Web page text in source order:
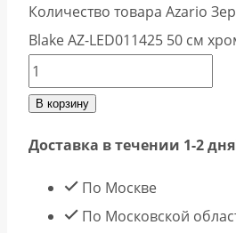
Количество товара Azario
Blake АZ-LED011425 50 см
В корзину
Доставка в течении 1-2
По Москве
По Московской